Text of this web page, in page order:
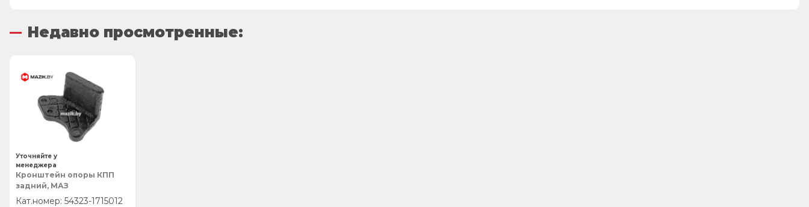
Недавно просмотренные:
Кронштейн опоры КПП
задний, МАЗ
54323-1715012
Уточняйте у
менеджера